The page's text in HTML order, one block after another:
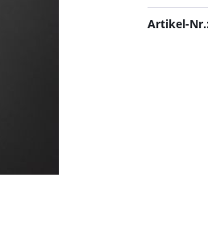
Artikel-